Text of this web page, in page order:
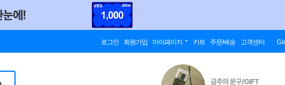
로그인 회원가입 마이페이지 카트 주문/배송 고객센터